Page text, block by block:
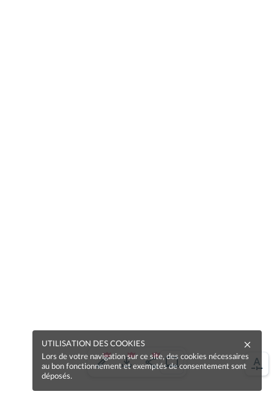
UTILISATION DES COOKIES
Lors de votre navigation sur ce site, des cookies nécessaires
au bon fonctionnement et exemptés de consentement sont
déposés.